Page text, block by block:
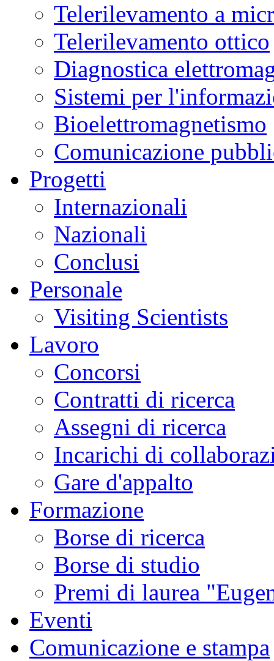
Telerilevamento a
Telerilevamento ottico
Diagnostica
Sistemi per
Bioelettromagnetismo
Comunicazione
Progetti
Internazionali
Nazionali
Conclusi
Personale
Visiting Scientists
Lavoro
Concorsi
Contratti di ricerca
Assegni di ricerca
Incarichi di
Gare d'appalto
Formazione
Borse di ricerca
Borse di studio
Premi di laurea
Eventi
Comunicazione e stampa